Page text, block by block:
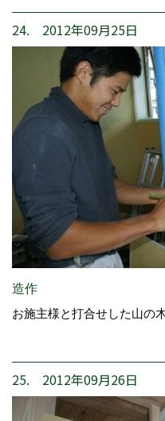
24. 2012年09月25日
造作
お施主様と打合せした山の
25. 2012年09月26日